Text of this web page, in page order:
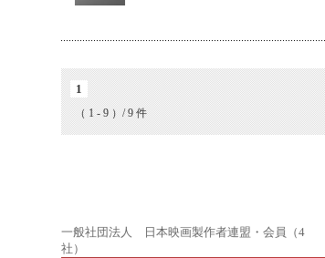
1
（ 1 - 9 ）/ 9 件
一般社団法人 日本映画製作者連盟・会員（4
社）